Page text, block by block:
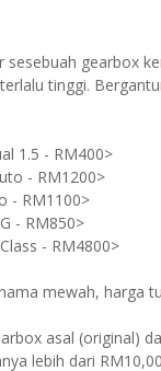
sesebuah gearbox
tinggi.
1.5 - RM400>
- RM1200>
- RM1100>
- RM850>
- RM4800>
mewah, harga
asal (original)
lebih dari